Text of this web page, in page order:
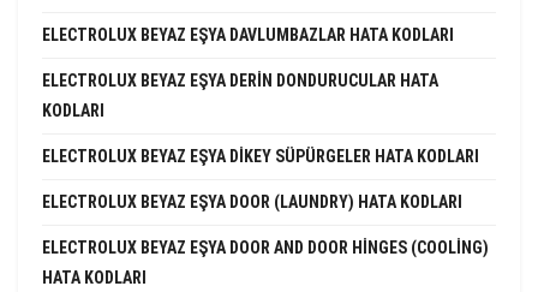
ELECTROLUX BEYAZ EŞYA DAVLUMBAZLAR HATA KODLARI
ELECTROLUX BEYAZ EŞYA DERIN DONDURUCULAR HATA
KODLARI
ELECTROLUX BEYAZ EŞYA DIKEY SÜPÜRGELER HATA KODLARI
ELECTROLUX BEYAZ EŞYA DOOR (LAUNDRY) HATA KODLARI
ELECTROLUX BEYAZ EŞYA DOOR AND DOOR HINGES (COOLING)
HATA KODLARI